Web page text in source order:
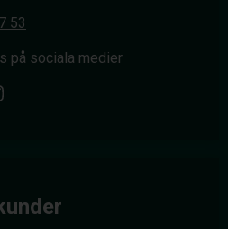
53
på sociala medier